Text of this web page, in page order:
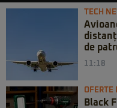
TECH
de
11:18
Black